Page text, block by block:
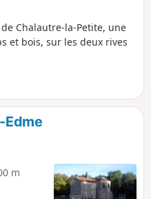
Chalautre-la-Petite, une
et bois, sur les deux rives
Edme
m